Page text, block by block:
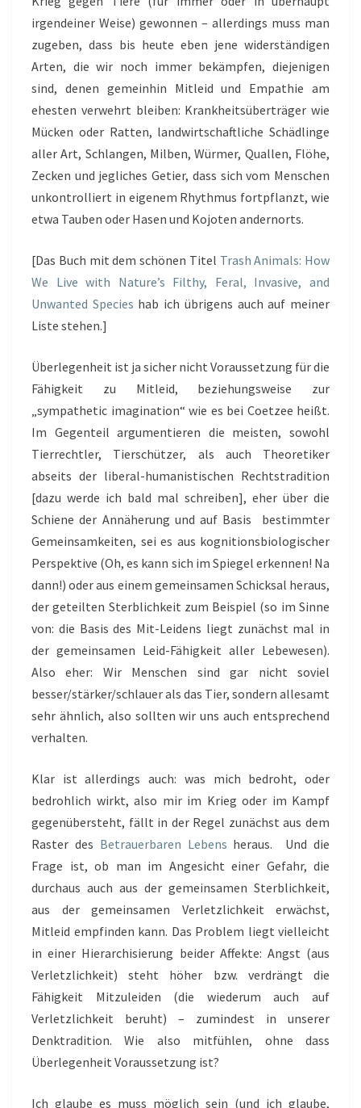
irgendeiner Weise) gewonnen – allerdings muss man
zugeben, dass bis heute eben jene widerständigen
Arten, die wir noch immer bekämpfen, diejenigen
sind, denen gemeinhin Mitleid und Empathie am
ehesten verwehrt bleiben: Krankheitsüberträger wie
Mücken oder Ratten, landwirtschaftliche Schädlinge
aller Art, Schlangen, Milben, Würmer, Quallen, Flöhe,
Zecken und jegliches Getier, dass sich vom Menschen
unkontrolliert in eigenem Rhythmus fortpflanzt, wie
etwa Tauben oder Hasen und Kojoten andernorts.
[Das Buch mit dem schönen Titel Trash Animals: How
We Live with Nature’s Filthy, Feral, Invasive, and
Unwanted Species hab ich übrigens auch auf meiner
Liste stehen.]
Überlegenheit ist ja sicher nicht Voraussetzung für die
Fähigkeit zu Mitleid, beziehungsweise zur
„sympathetic imagination“ wie es bei Coetzee heißt.
Im Gegenteil argumentieren die meisten, sowohl
Tierrechtler, Tierschützer, als auch Theoretiker
abseits der liberal-humanistischen Rechtstradition
[dazu werde ich bald mal schreiben], eher über die
Schiene der Annäherung und auf Basis bestimmter
Gemeinsamkeiten, sei es aus kognitionsbiologischer
Perspektive (Oh, es kann sich im Spiegel erkennen! Na
dann!) oder aus einem gemeinsamen Schicksal heraus,
der geteilten Sterblichkeit zum Beispiel (so im Sinne
von: die Basis des Mit-Leidens liegt zunächst mal in
der gemeinsamen Leid-Fähigkeit aller Lebewesen).
Also eher: Wir Menschen sind gar nicht soviel
besser/stärker/schlauer als das Tier, sondern allesamt
sehr ähnlich, also sollten wir uns auch entsprechend
verhalten.
Klar ist allerdings auch: was mich bedroht, oder
bedrohlich wirkt, also mir im Krieg oder im Kampf
gegenübersteht, fällt in der Regel zunächst aus dem
Raster des Betrauerbaren Lebens heraus. Und die
Frage ist, ob man im Angesicht einer Gefahr, die
durchaus auch aus der gemeinsamen Sterblichkeit,
aus der gemeinsamen Verletzlichkeit erwächst,
Mitleid empfinden kann. Das Problem liegt vielleicht
in einer Hierarchisierung beider Affekte: Angst (aus
Verletzlichkeit) steht höher bzw. verdrängt die
Fähigkeit Mitzuleiden (die wiederum auch auf
Verletzlichkeit beruht) – zumindest in unserer
Denktradition. Wie also mitfühlen, ohne dass
Überlegenheit Voraussetzung ist?
Ich glaube es muss möglich sein (und ich glaube,